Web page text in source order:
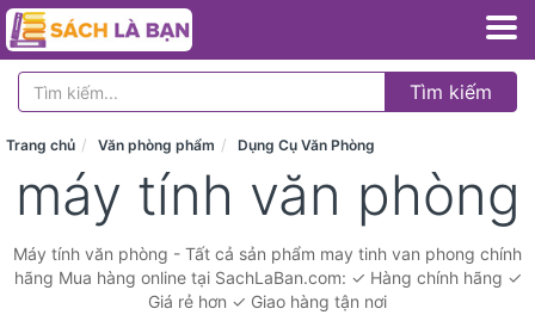
Tìm kiếm
Trang chủ Văn phòng phẩm Dụng Cụ Văn Phòng
máy tính văn phòng
Máy tính văn phòng - Tất cả sản phẩm may tinh van phong chính
hãng Mua hàng online tại SachLaBan.com: ✓ Hàng chính hãng ✓
Giá rẻ hơn ✓ Giao hàng tận nơi